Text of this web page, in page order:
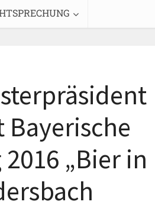
„Bier in